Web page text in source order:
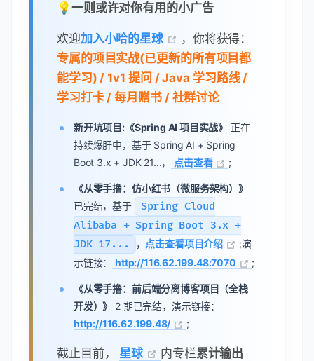
💡一则或许对你有用的小广告
欢迎加入小哈的星球
，你将获得：
专属的项目实战(已更新的所有项目都
能学习) / 1v1 提问 / Java 学习路线 /
学习打卡 / 每月赠书 / 社群讨论
新开坑项目:《Spring AI 项目实战》
正在
持续爆肝中，基于 Spring AI + Spring
Boot 3.x + JDK 21...，
点击查看 ;
《从零手撸：仿小红书（微服务架构）》
已完结，基于
Spring Cloud
Alibaba + Spring Boot 3.x +
JDK 17...
， 点击查看项目介绍
;演
示链接：
http://116.62.199.48:7070 ;
《从零手撸：前后端分离博客项目（全栈
开发）》
2 期已完结，演示链接：
http://116.62.199.48/
;
截止目前， 星球 内专栏累计输出